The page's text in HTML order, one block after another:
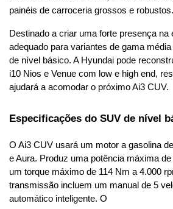
painéis de carroceria grossos e robustos.
Destinado a criar uma forte presença na
adequado para variantes de gama
de nível básico. A Hyundai pode
i10 Nios e Venue com low e high end,
ajudará a acomodar o próximo Ai3 CUV.
Especificações do SUV de nível
O Ai3 CUV usará um motor a gasolina
e Aura. Produz uma potência máxima
um torque máximo de 114 Nm a 4.000
transmissão incluem um manual de 5
automático inteligente. O